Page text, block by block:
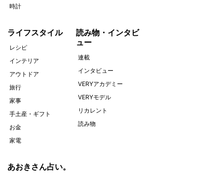
時計
ライフスタイル
レシピ
インテリア
アウトドア
旅行
家事
手土産・ギフト
お金
家電
読み物・インタビ
ュー
連載
インタビュー
VERYアカデミー
VERYモデル
リカレント
読み物
あおきさん占い。